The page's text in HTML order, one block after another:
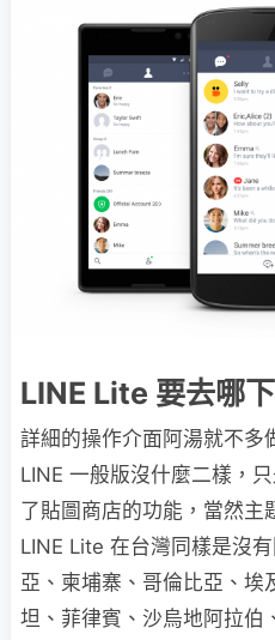
LINE Lite 要去哪下
詳細的操作介面阿湯就不多
LINE 一般版沒什麼二樣，
了貼圖商店的功能，當然主
LINE Lite 在台灣同樣是沒
亞、柬埔寨、哥倫比亞、埃
坦、菲律賓、沙烏地阿拉伯